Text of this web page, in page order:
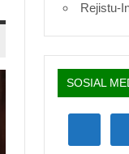
Rejistu-
SOSIAL